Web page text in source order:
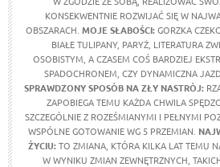
KONSEKWENTNIE ROZWIJAĆ SIĘ W
OBSZARACH. MOJE SŁABOŚCI:GORZKA
BIAŁE TULIPANY, PARYŻ, LITERATURA
OSOBISTYM, A CZASEM COŚ BARDZIEJ
SPADOCHRONEM, CZY DYNAMICZNA
SPRAWDZONY SPOSÓB NA ZŁY NASTRÓJ:
ZAPOBIEGA TEMU KAŻDA CHWILA
SZCZEGÓLNIE Z ROZEŚMIANYMI I PEŁNYMI
WSPÓLNE GOTOWANIE WG 5 PRZEMIAN.
ŻYCIU:TO ZMIANA, KTÓRA KILKA LAT TEMU
W WYNIKU ZMIAN ZEWNĘTRZNYCH,